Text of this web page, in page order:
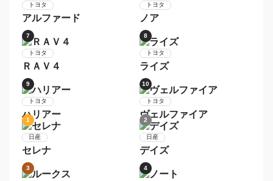
トヨタ
ヴォクシー
日産
デイズ
レクサス
ＮＸ
レクサス
ＲＸ
レクサス
ＬＳ
4
レクサス
ＩＳ
5
レクサス
ＣＴ
6
レクサス
ＧＳ
1
トヨタ トヨタ